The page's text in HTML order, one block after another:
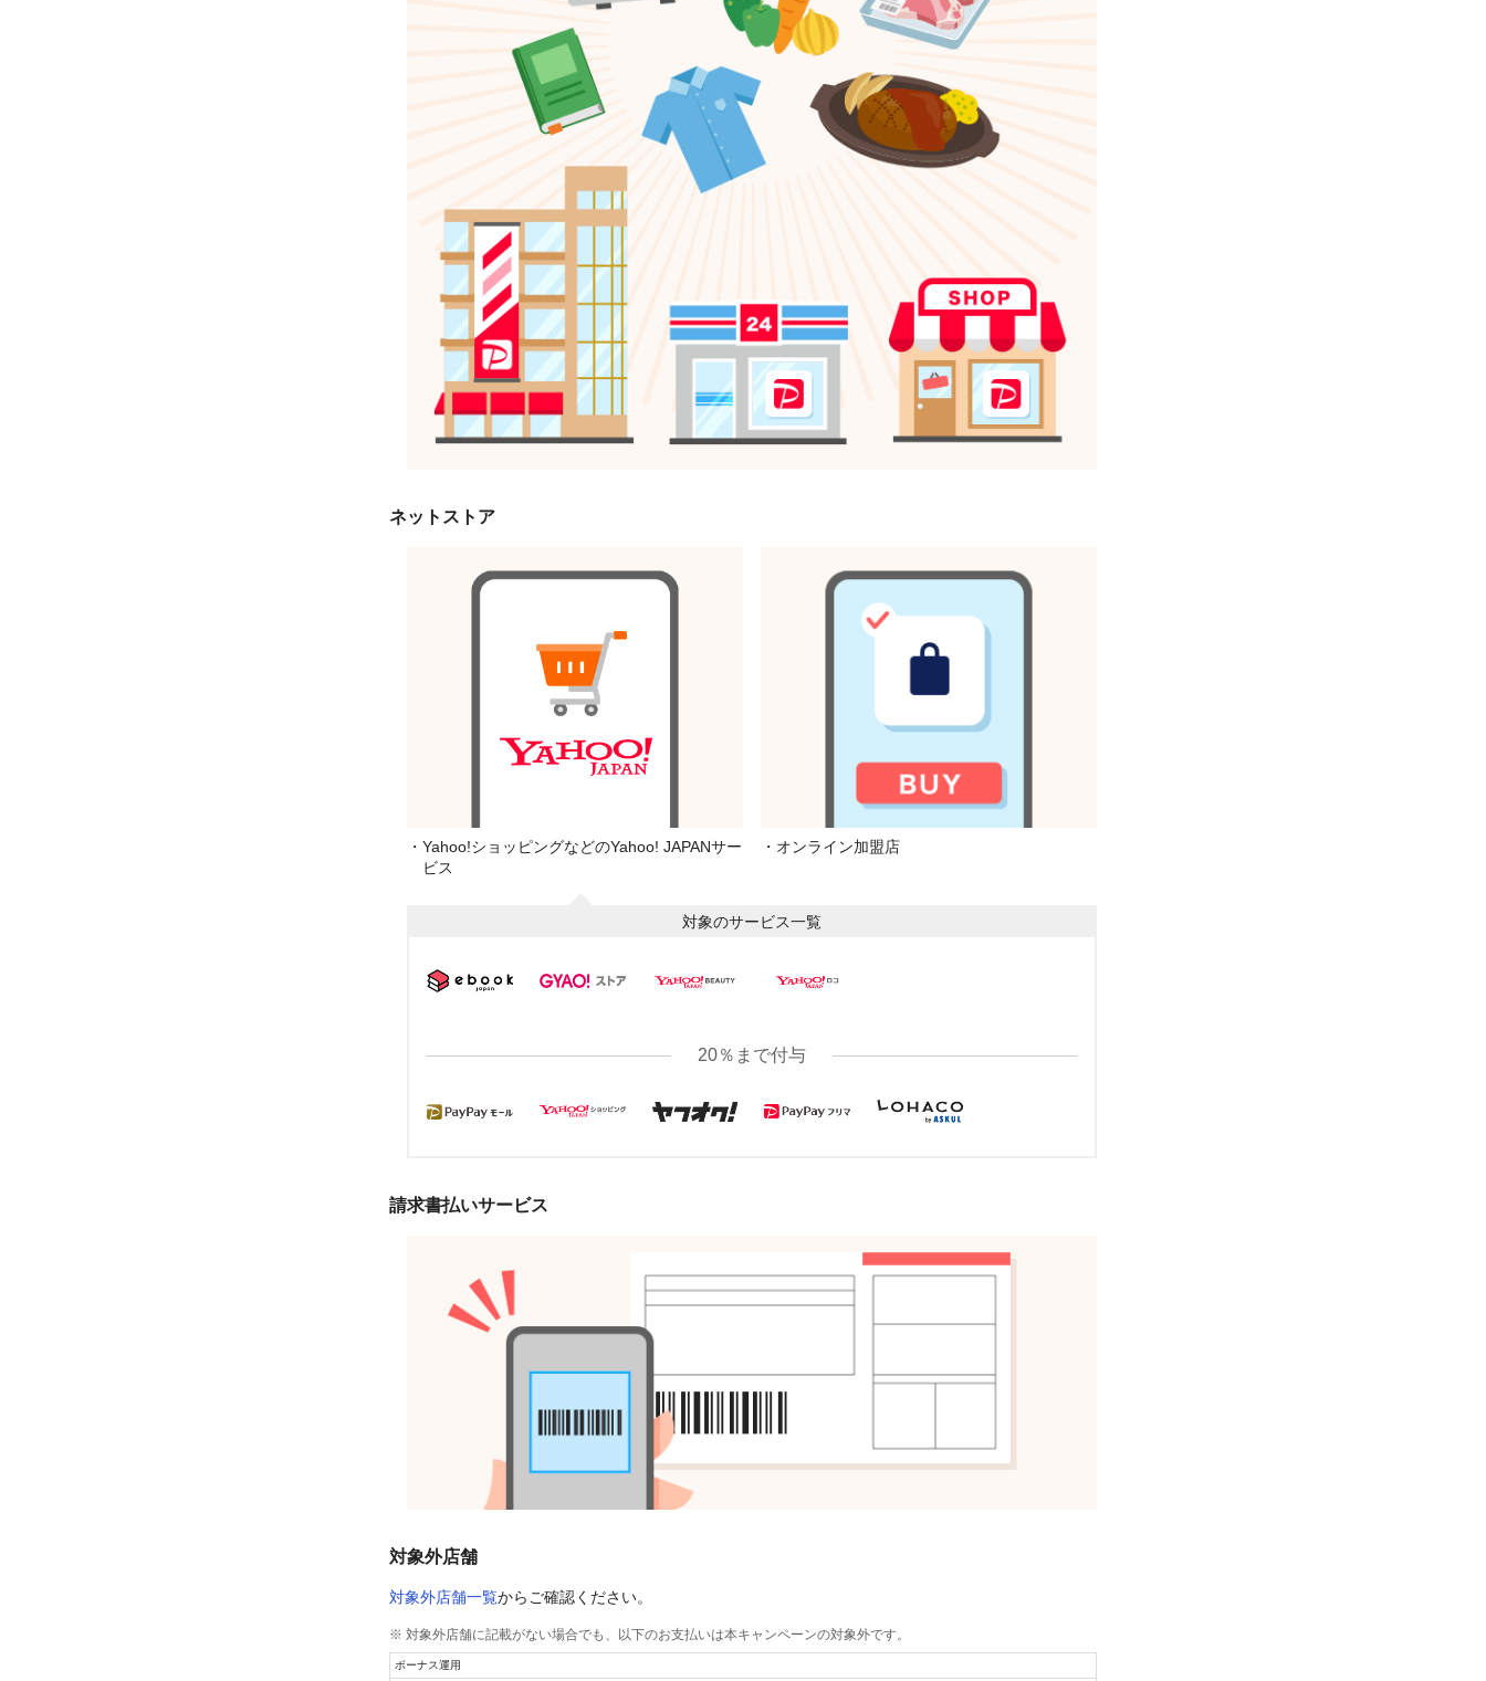
ネットストア
・Yahoo!ショッピングなどのYahoo! JAPANサー
ビス
・オンライン加盟店
対象のサービス一覧
20％まで付与
請求書払いサービス
対象外店舗
対象外店舗一覧からご確認ください。
※ 対象外店舗に記載がない場合でも、以下のお支払いは本キャンペーンの対象外です。
ボーナス運用